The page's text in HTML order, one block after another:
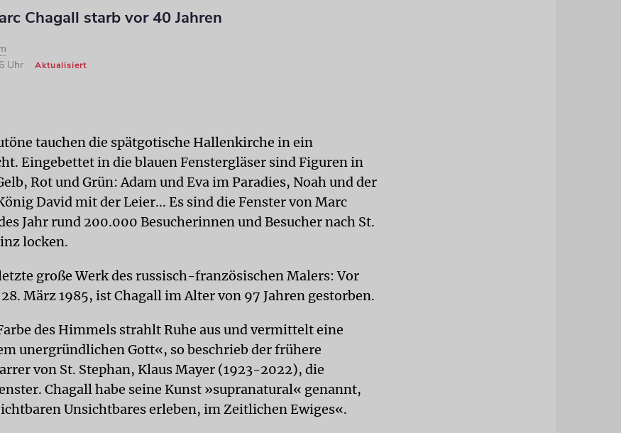
Chagall starb vor 40 Jahren
Uhr
Aktualisiert
tauchen die spätgotische Hallenkirche in ein
Eingebettet in die blauen Fenstergläser sind Figuren in
Rot und Grün: Adam und Eva im Paradies, Noah und der
David mit der Leier... Es sind die Fenster von Marc
Jahr rund 200.000 Besucherinnen und Besucher nach St.
locken.
große Werk des russisch-französischen Malers: Vor
März 1985, ist Chagall im Alter von 97 Jahren gestorben.
des Himmels strahlt Ruhe aus und vermittelt eine
unergründlichen Gott«, so beschrieb der frühere
von St. Stephan, Klaus Mayer (1923-2022), die
Chagall habe seine Kunst »supranatural« genannt,
Unsichtbares erleben, im Zeitlichen Ewiges«.